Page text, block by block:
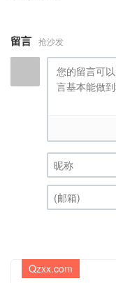
留言 抢沙发
昵称 (必填)
Qzxx.com